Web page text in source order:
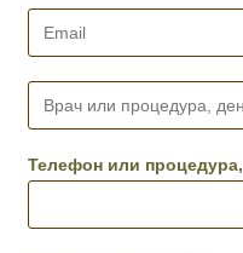
е
о
н
E
i
*
В
ч
и
и
Телефон или процедура,